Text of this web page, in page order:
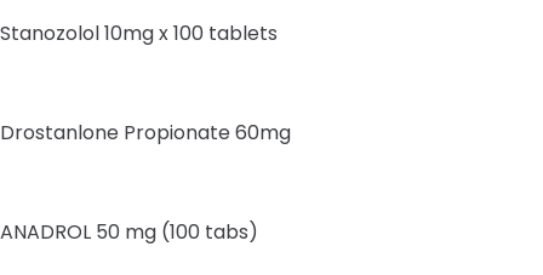
Stanozolol 10mg x 100 tablets
Drostanlone Propionate 60mg
ANADROL 50 mg (100 tabs)